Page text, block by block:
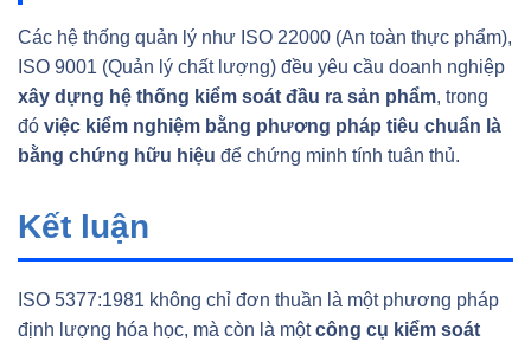
Các hệ thống quản lý như ISO 22000 (An toàn thực phẩm),
ISO 9001 (Quản lý chất lượng) đều yêu cầu doanh nghiệp
xây dựng hệ thống kiểm soát đầu ra sản phẩm, trong
đó việc kiểm nghiệm bằng phương pháp tiêu chuẩn là
bằng chứng hữu hiệu để chứng minh tính tuân thủ.
Kết luận
ISO 5377:1981 không chỉ đơn thuần là một phương pháp
định lượng hóa học, mà còn là mộtcông cụ kiểm soát